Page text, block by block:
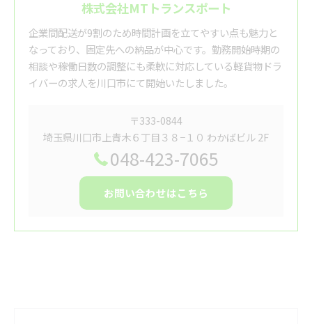
株式会社MTトランスポート
企業間配送が9割のため時間計画を立てやすい点も魅力と
なっており、固定先への納品が中心です。勤務開始時期の
相談や稼働日数の調整にも柔軟に対応している軽貨物ドラ
イバーの求人を川口市にて開始いたしました。
〒333-0844
埼玉県川口市上青木６丁目３８−１０ わかばビル 2F
048-423-7065
お問い合わせはこちら